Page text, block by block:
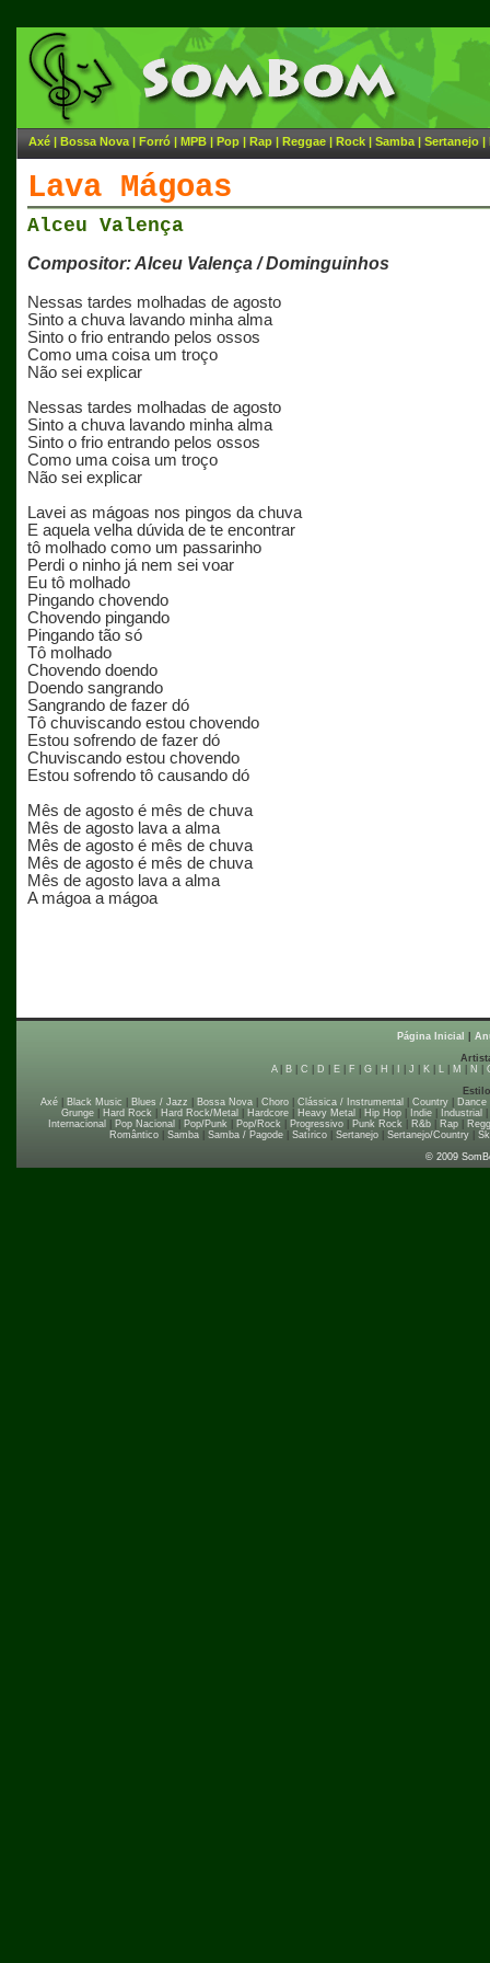
Axé | Bossa Nova | Forró | MPB | Pop | Rap | Reggae | Rock | Samba | Sertanejo |
Lava Mágoas
Alceu Valença
Compositor: Alceu Valença / Dominguinhos
Nessas tardes molhadas de agosto
Sinto a chuva lavando minha alma
Sinto o frio entrando pelos ossos
Como uma coisa um troço
Não sei explicar
Nessas tardes molhadas de agosto
Sinto a chuva lavando minha alma
Sinto o frio entrando pelos ossos
Como uma coisa um troço
Não sei explicar
Lavei as mágoas nos pingos da chuva
E aquela velha dúvida de te encontrar
tô molhado como um passarinho
Perdi o ninho já nem sei voar
Eu tô molhado
Pingando chovendo
Chovendo pingando
Pingando tão só
Tô molhado
Chovendo doendo
Doendo sangrando
Sangrando de fazer dó
Tô chuviscando estou chovendo
Estou sofrendo de fazer dó
Chuviscando estou chovendo
Estou sofrendo tô causando dó
Mês de agosto é mês de chuva
Mês de agosto lava a alma
Mês de agosto é mês de chuva
Mês de agosto é mês de chuva
Mês de agosto lava a alma
A mágoa a mágoa
Página Inicial
A| B| C D E| F G| H J K| L| M N
Axé
Black Music Blues / Jazz Bossa Nova Choro Clássica / Instrumental Country Dance
Grunge| Hard Rock| Hard Rock/Metal Hardcore| Heavy Metal Hip Hop| Indie| Industrial
Internacional
Pop Nacional Pop/Punk| Pop/Rock| Progressivo| Punk Rock| R&b| Rap|
Romântico| Samba| Samba / Pagode| Satírico| Sertanejo| Sertanejo/Country|
© 2009